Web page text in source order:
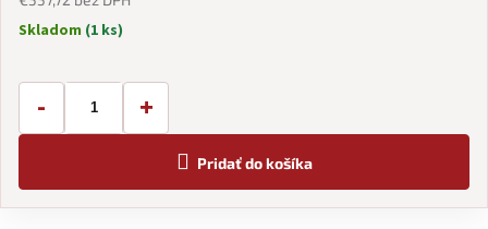
Jednotková
Skladom (1 ks)
- +
Pridať do košíka